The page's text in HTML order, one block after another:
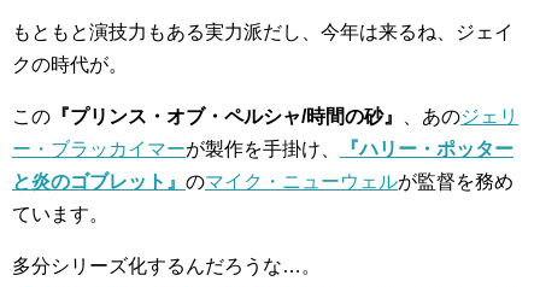
もともと演技力もある実力派だし、今年は来るね、ジェイ
クの時代が。
この 『プリンス・オブ・ペルシャ/時間の砂』 、あのジェリ
ー・ブラッカイマーが製作を手掛け、
『ハリー・ポッター
と炎のゴブレット』 のマイク・ニューウェルが監督を務め
ています。
多分シリーズ化するんだろうな…。